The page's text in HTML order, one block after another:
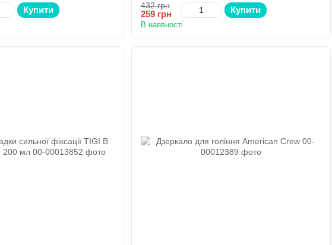
Купити 432 грн
259 грн Купити
В наявності